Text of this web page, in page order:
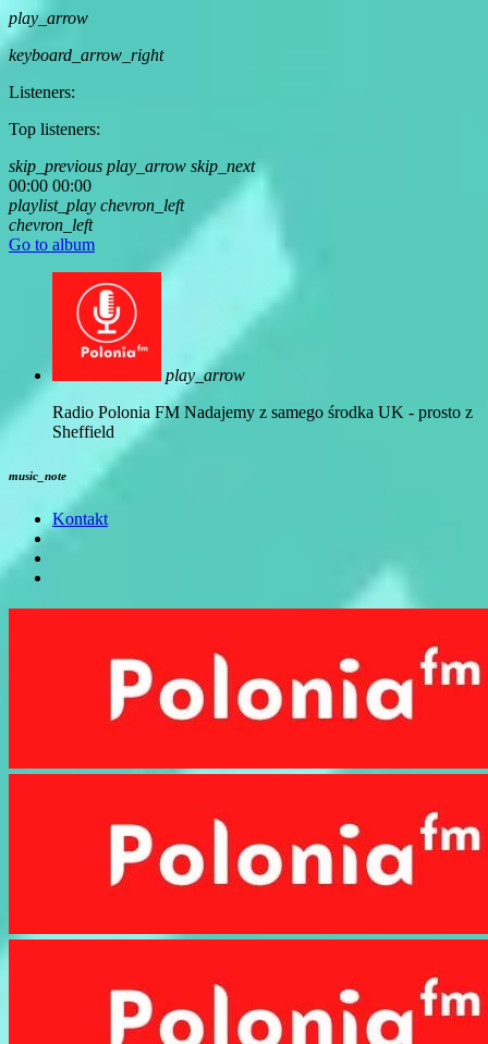
play_arrow
keyboard_arrow_right
Listeners:
Top listeners:
skip_previous play_arrow skip_next
00:00 00:00
playlist_play chevron_left
chevron_left
Go to album
play_arrow
Radio Polonia FM Nadajemy z samego środka UK - prosto z
Sheffield
music_note
Kontakt